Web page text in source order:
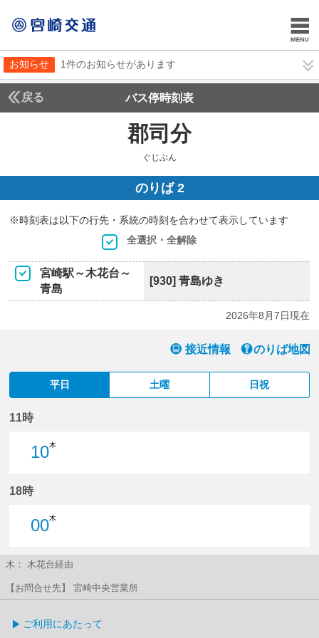
お知らせ 1件のお知らせがあります
戻る バス停時刻表
郡司分ぐじぶん
ぐじぶん
のりば 2
※時刻表は以下の行先・系統の時刻を合わせて表示しています
全選択・全解除
宮崎駅～木花台～
青島
[930] 青島ゆき
2026年8月7日現在
接近情報 のりば地図
平日 土曜 日祝
11時
10木
18時
00木
木： 木花台経由
【お問合せ先】 宮崎中央営業所
ご利用にあたって